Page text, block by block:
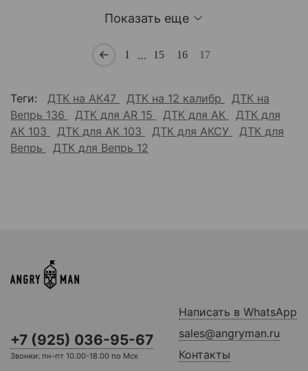
Показать еще
1 … 15 16 17
Теги: ДТК на АК47 ДТК на 12 калибр
ДТК на
Вепрь 136
ДТК для AR 15 ДТК для АК
ДТК для
АК 103
ДТК для АК 103 ДТК для АКСУ
ДТК для
Вепрь
ДТК для Вепрь 12
+7 (925) 036-95-67
Звонки: пн-пт 10.00-18.00 по Мск
Написать в WhatsApp
sales@angryman.ru
Контакты